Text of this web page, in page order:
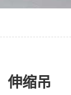
伸缩吊